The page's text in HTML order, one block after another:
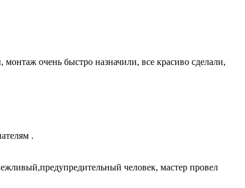
монтаж очень быстро назначили, все красиво сделали,
.
человек, мастер провел